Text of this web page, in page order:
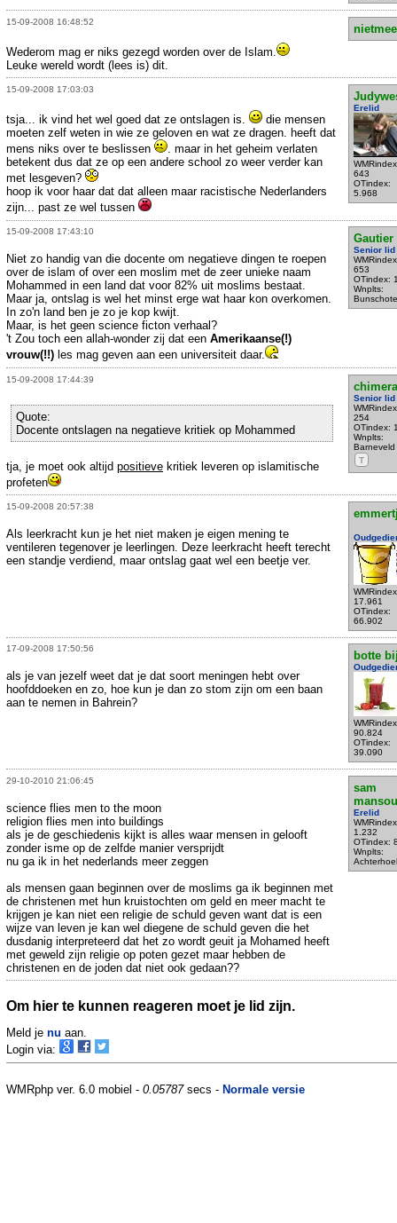
15-09-2008 16:48:52
Wederom mag er niks gezegd worden over de Islam.
Leuke wereld wordt (lees is) dit.
15-09-2008 17:03:03
Erelid
643
OTindex:
5.968
tsja... ik vind het wel goed dat ze ontslagen is.
die mensen
moeten zelf weten in wie ze geloven en wat ze dragen. heeft dat
mens niks over te beslissen
. maar in het geheim verlaten
betekent dus dat ze op een andere school zo weer verder kan
met lesgeven?
hoop ik voor haar dat dat alleen maar racistische Nederlanders
zijn... past ze wel tussen
15-09-2008 17:43:10
Gautier
Senior lid
653
OTindex:
Wnplts:
Niet zo handig van die docente om negatieve dingen te roepen
over de islam of over een moslim met de zeer unieke naam
Mohammed in een land dat voor 82% uit moslims bestaat.
Maar ja, ontslag is wel het minst erge wat haar kon overkomen.
In zo'n land ben je zo je kop kwijt.
Maar, is het geen science ficton verhaal?
't Zou toch een allah-wonder zij dat een Amerikaanse(!)
vrouw(!!) les mag geven aan een universiteit daar.
15-09-2008 17:44:39
Senior lid
254
OTindex:
Wnplts:
Barneveld
T
Quote:
Docente ontslagen na negatieve kritiek op Mohammed
tja, je moet ook altijd positieve kritiek leveren op islamitische
profeten
15-09-2008 20:57:38
17.961
OTindex:
66.902
Als leerkracht kun je het niet maken je eigen mening te
ventileren tegenover je leerlingen. Deze leerkracht heeft terecht
een standje verdiend, maar ontslag gaat wel een beetje ver.
17-09-2008 17:50:56
botte
90.824
OTindex:
39.090
als je van jezelf weet dat je dat soort meningen hebt over
hoofddoeken en zo, hoe kun je dan zo stom zijn om een baan
aan te nemen in Bahrein?
29-10-2010 21:06:45
sam
Erelid
1.232
OTindex:
Wnplts:
science flies men to the moon
religion flies men into buildings
als je de geschiedenis kijkt is alles waar mensen in gelooft
zonder isme op de zelfde manier versprijdt
nu ga ik in het nederlands meer zeggen
als mensen gaan beginnen over de moslims ga ik beginnen met
de christenen met hun kruistochten om geld en meer macht te
krijgen je kan niet een religie de schuld geven want dat is een
wijze van leven je kan wel diegene de schuld geven die het
dusdanig interpreteerd dat het zo wordt geuit ja Mohamed heeft
met geweld zijn religie op poten gezet maar hebben de
christenen en de joden dat niet ook gedaan??
Om hier te kunnen reageren moet je lid zijn.
Meld je nu aan.
Login via:
WMRphp ver. 6.0 mobiel - 0.05787secs - Normale versie